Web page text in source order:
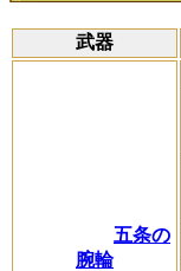
武器
五条の
腕輪